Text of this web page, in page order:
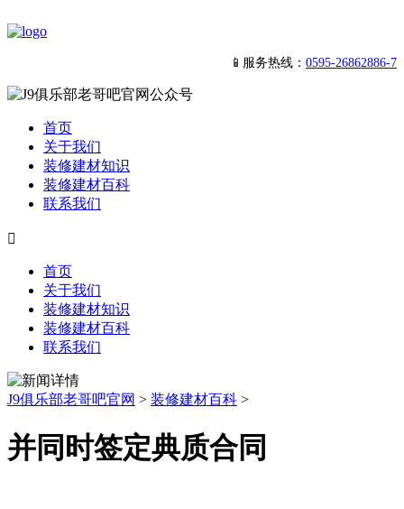
📱服务热线： 0595-26862886-7
首页
关于我们
装修建材知识
装修建材百科
联系我们

首页
关于我们
装修建材知识
装修建材百科
联系我们
J9俱乐部老哥吧官网 > 装修建材百科 >
并同时签定典质合同